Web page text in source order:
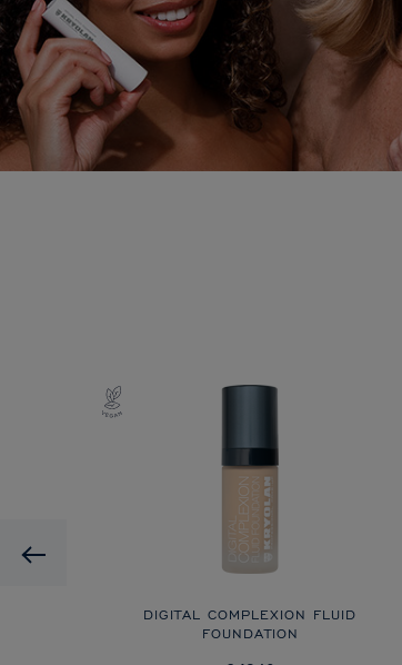
Previous
DIGITAL COMPLEXION FLUID
FOUNDATION